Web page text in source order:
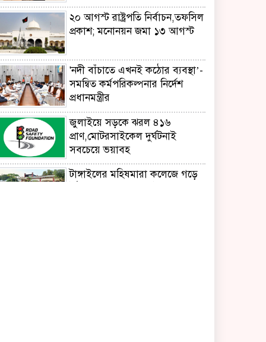
২০ আগস্ট রাষ্ট্রপতি নির্বাচন,তফসিল
প্রকাশ; মনোনয়ন জমা ১৩ আগস্ট
'নদী বাঁচাতে এখনই কঠোর ব্যবস্থা’-
সমন্বিত কর্মপরিকল্পনার নির্দেশ
প্রধানমন্ত্রীর
জুলাইয়ে সড়কে ঝরল ৪১৬
প্রাণ,মোটরসাইকেল দুর্ঘটনাই
সবচেয়ে ভয়াবহ
টাঙ্গাইলের মহিষমারা কলেজে গড়ে